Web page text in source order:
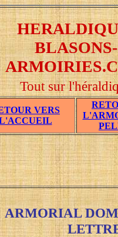
BLASONS-
Tout sur
VERS
ARMORIAL